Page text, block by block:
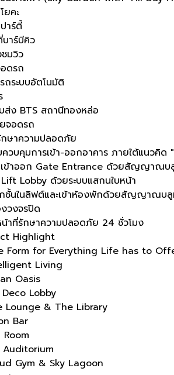
ยคะ
าร์ตี้
าร์บีคิว
มวิว
ดรถ
ถระบบอัตโนมัติ
ส่ง BTS สถานีทองหล่อ
จอดรถ
กษาความปลอดภัย
ควบคุมการเข้า-ออกอาคาร ภายใต้แนวคิด
ข้าออก Gate Entrance ด้วยสัญญาณบ
Lobby ด้วยระบบแสกนใบหน้า
ชั้นในลิฟต์และเข้าห้องพักด้วยสัญญาณบ
วงจรปิด
น้าที่รักษาความปลอดภัย 24 ชั่วโมง
Highlight
Form for Everything Life has to
Living
Oasis
Lobby
Lounge & The Library
Bar
Room
Auditorium
Gym & Sky Lagoon